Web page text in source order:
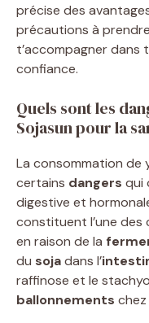
précise des
précautions à
t’accompagner dans
confiance.
Quels sont les
Sojasun pour la
La consommation de
certains dangers qui
digestive et
constituent l’une des
en raison de la
du sojadans l’
raffinose et le
ballonnements chez